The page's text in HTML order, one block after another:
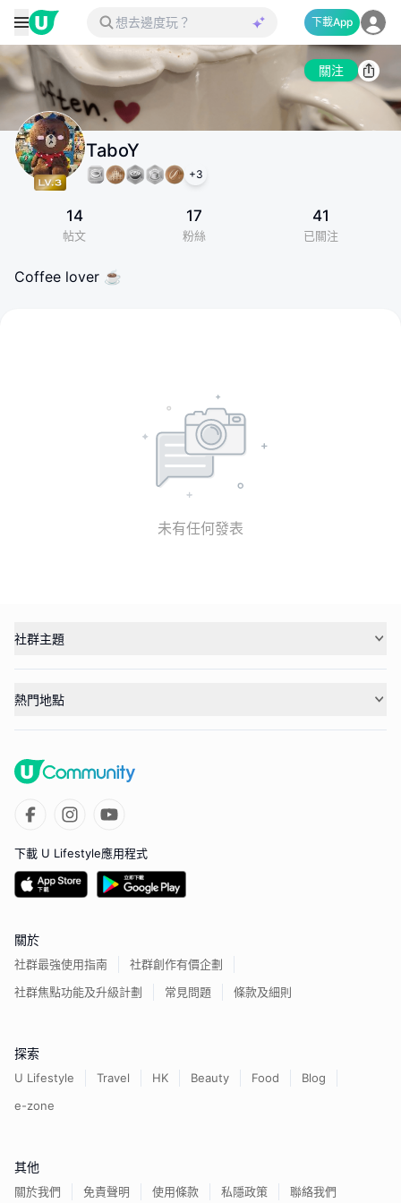
下載App
關注
TaboY
+3
14
帖文
17
粉絲
41
已關注
Coffee lover ☕
未有任何發表
社群主題
熱門地點
下載 U Lifestyle應用程式
關於
社群最強使用指南
社群創作有價企劃
社群焦點功能及升級計劃
常見問題 條款及細則
探索
U Lifestyle Travel HK Beauty Food
Blog
e-zone
其他
關於我們 免責聲明 使用條款 私隱政策 聯絡我們